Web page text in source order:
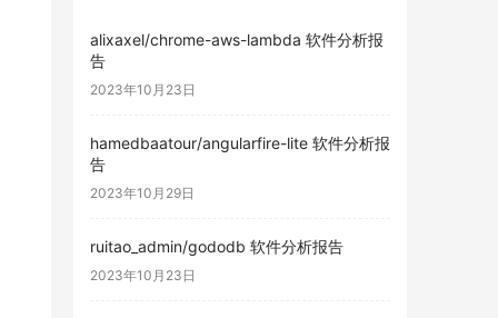
alixaxel/chrome-aws-lambda 软件分析报
告
2023年10月23日
hamedbaatour/angularfire-lite 软件分析报
告
2023年10月29日
ruitao_admin/gododb 软件分析报告
2023年10月23日